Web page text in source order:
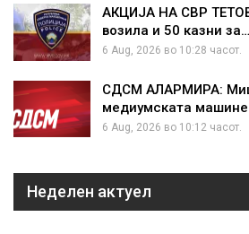
АКЦИЈА НА СВР
возила и 50 казни за…
6 Aug, 2026 во 10:28 часот.
СДСМ АЛАРМИРА:
медиумската
6 Aug, 2026 во 10:12 часот.
Неделен актуел